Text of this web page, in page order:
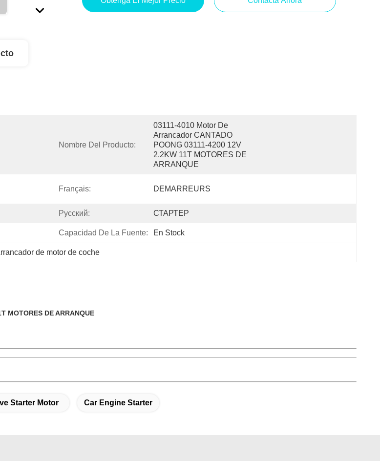
Nombre Del Producto:
03111-4010 Motor De
Arrancador CANTADO
POONG 03111-4200 12V
2.2KW 11T MOTORES DE
ARRANQUE
Français: DEMARREURS
Pусский: СТАРТЕР
Capacidad De La Fuente: En Stock
de motor de coche
MOTORES DE ARRANQUE
Starter Motor Car Engine Starter